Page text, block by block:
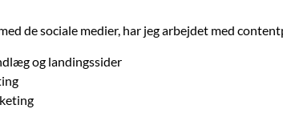
de sociale medier, har jeg arbejdet med
og landingssider